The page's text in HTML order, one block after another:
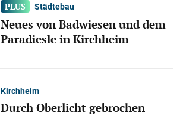
Städtebau
Neues von Badwiesen und dem
Paradiesle in Kirchheim
Kirchheim
Durch Oberlicht gebrochen